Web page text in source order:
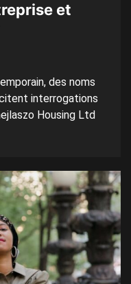
et
des noms
interrogations
Housing Ltd